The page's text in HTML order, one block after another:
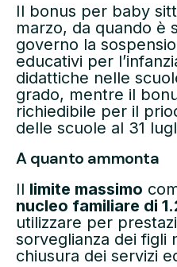
Il bonus per baby
marzo, da quando è
governo la
educativi per
didattiche nelle
grado, mentre il
richiedibile per il
delle scuole al 31
A quanto ammonta
Il limite massimo
nucleo familiare di
utilizzare per
sorveglianza dei figli
chiusura dei servizi